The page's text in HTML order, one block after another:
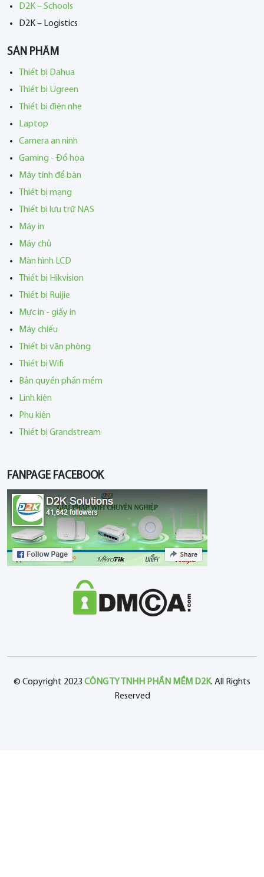
D2K – Schools
D2K – Logistics
SẢN PHẨM
Thiết bị Dahua
Thiết bị Ugreen
Thiết bị điện nhẹ
Laptop
Camera an ninh
Gaming - Đồ họa
Máy tính để bàn
Thiết bị mạng
Thiết bị lưu trữ NAS
Máy in
Máy chủ
Màn hình LCD
Thiết bị Hikvision
Thiết bị Ruijie
Mực in - giấy in
Máy chiếu
Thiết bị văn phòng
Thiết bị Wifi
Bản quyền phần mềm
Linh kiện
Phụ kiện
Thiết bị Grandstream
FANPAGE FACEBOOK
© Copyright 2023 CÔNG TY TNHH PHẦN MỀM D2K. All Rights
Reserved